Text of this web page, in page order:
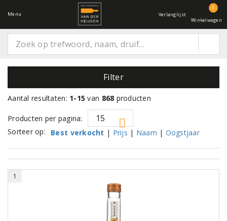
Menu Verlanglijst
0
Winkelwagen
Filter
Aantal resultaten: 1-15 van 868 producten
Producten per pagina:
Sorteer op:
Best verkocht | Prijs | Naam | Oogstjaar
1